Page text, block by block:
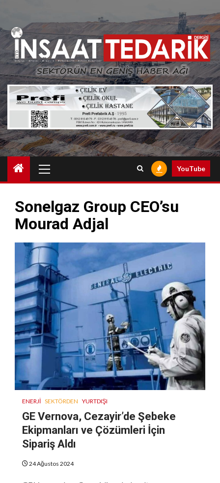
content
Menu
YouTube
Sonelgaz Group CEO’su
Mourad Adjal
ENERJI SEKTÖRDEN YURTDIŞI
GE Vernova, Cezayir’de Şebeke
Ekipmanları ve Çözümleri İçin
Sipariş Aldı
24 Ağustos 2024